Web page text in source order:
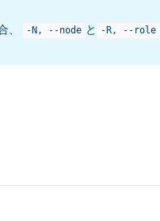
、 -N, --node と -R, --role